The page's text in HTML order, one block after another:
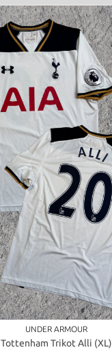
UNDER ARMOUR
Tottenham Trikot Alli (XL)